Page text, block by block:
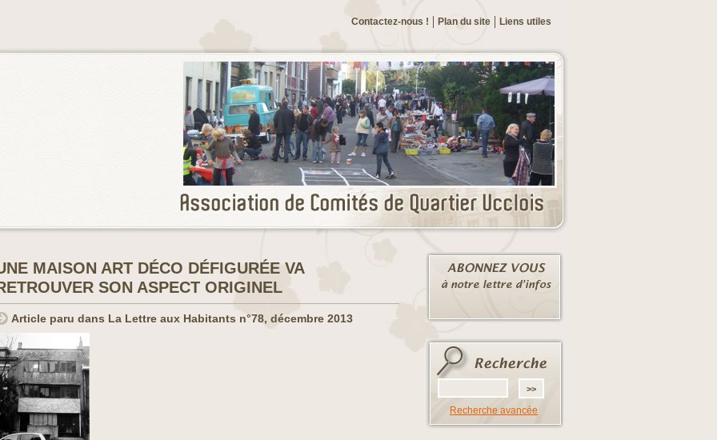
Liens utiles
Plan du site
Contactez-nous !
MAISON ART DÉCO DÉFIGURÉE VA
SON ASPECT ORIGINEL
Article paru dans La Lettre aux Habitants n°78, décembre 2013
Recherche avancée